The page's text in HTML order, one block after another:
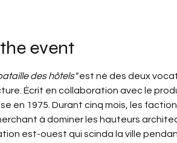
event
des hôtels" est né des deux
Écrit en collaboration avec le
en 1975. Durant cinq mois, les
à dominer les hauteurs
est-ouest qui scinda la ville